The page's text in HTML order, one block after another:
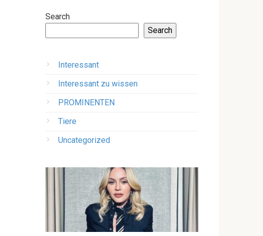
Search
Search
Interessant
Interessant zu wissen
PROMINENTEN
Tiere
Uncategorized